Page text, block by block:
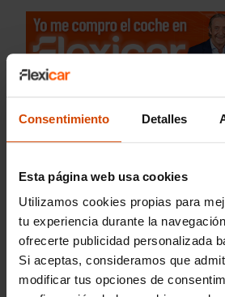
Consentimiento Detalles
Esta página web usa cookies
Utilizamos cookies propias para
tu experiencia durante la
ofrecerte publicidad personalizada
Si aceptas, consideramos que
modificar tus opciones de